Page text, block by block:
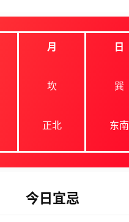
月
坎
正北
日
巽
东南
今日宜忌